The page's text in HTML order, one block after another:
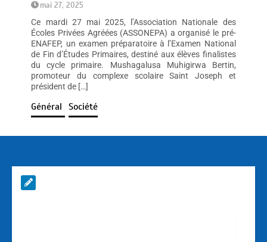
mai 27, 2025
Ce mardi 27 mai 2025, l’Association Nationale des
Écoles Privées Agréées (ASSONEPA) a organisé le pré-
ENAFEP, un examen préparatoire à l’Examen National
de Fin d’Études Primaires, destiné aux élèves finalistes
du cycle primaire. Mushagalusa Muhigirwa Bertin,
promoteur du complexe scolaire Saint Joseph et
président de […]
Général Société